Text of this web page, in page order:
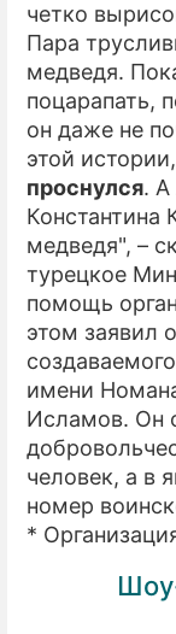
четко
Пара
медведя.
поцарапать,
он даже не
этой истории,
проснулся. А
Константина
медведя", –
турецкое
помощь
этом заявил
имени
Исламов. Он
человек, а в
номер
*